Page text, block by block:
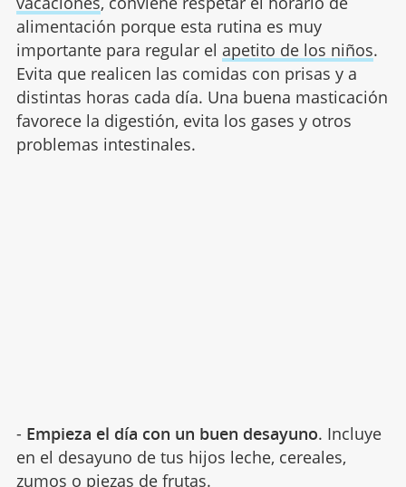
alimentación porque esta rutina es muy
importante para regular el apetito de los niños.
Evita que realicen las comidas con prisas y a
distintas horas cada día. Una buena masticación
favorece la digestión, evita los gases y otros
problemas intestinales.
- Empieza el día con un buen desayuno. Incluye
en el desayuno de tus hijos leche, cereales,
zumos o piezas de frutas.